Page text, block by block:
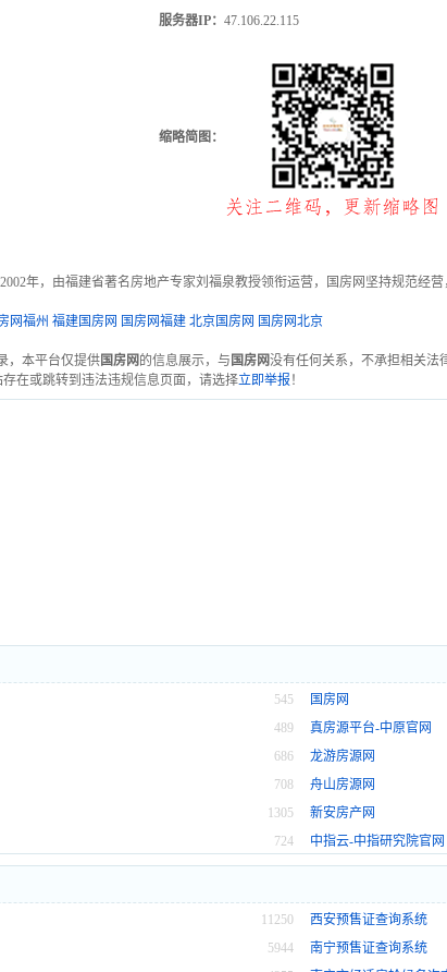
服务器IP： 47.106.22.115
缩略简图：
年，由福建省著名房地产专家刘福泉教授领衔运营，国房网坚持规范经
网福州 福建国房网 国房网福建 北京国房网 国房网北京
，本平台仅提供国房网 的信息展示，与 国房网没有任何关系，不承担相关法
在或跳转到违法违规信息页面，请选择立即举报 ！
545
国房网
489
真房源平台-中原官网
686
龙游房源网
708
舟山房源网
1305
新安房产网
724
中指云-中指研究院官网
11250
西安预售证查询系统
5944
南宁预售证查询系统